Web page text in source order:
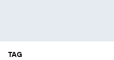
TAG